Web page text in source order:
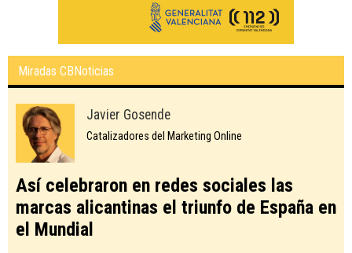
Miradas CBNoticias
Javier Gosende
Catalizadores del Marketing Online
Así celebraron en redes sociales las
marcas alicantinas el triunfo de España en
el Mundial